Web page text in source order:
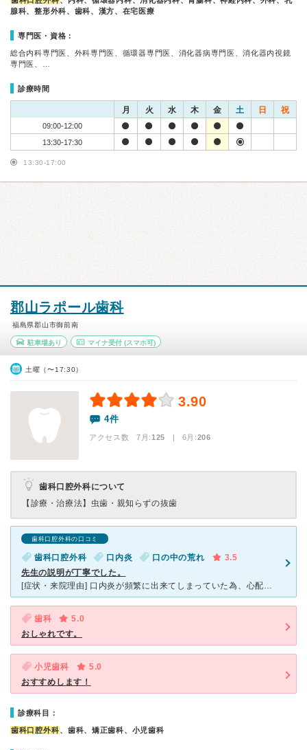
腺科、整形外科、歯科、漢方、在宅医療
専門医・資格：
総合内科専門医、外科専門医、循環器専門医、消化器病専門医、消化器内視鏡
専門医、…
診療時間
月 火 水 木 金 土 日 祝
09:00-12:00
13:30-17:30
13:30-17:00
郡山ラポール歯科
福島県郡山市御前南
駐車場あり マイナ受付(スマホ可)
土曜（〜17:30）
3.90
4件
アクセス数 7月:125 | 6月:206
歯科口腔外科について
【診療・治療法】 虫歯・親知らずの抜歯
歯科口腔外科の口コミ
歯科口腔外科 口内炎 口の中の荒れ
3.5
先生の説明が丁寧でした。
[症状・来院理由] 口内炎が頻繁に出来てしまっていた為、心配となり一度しっかりと診察をしてもらおうと思って来院をしました。 [医師の診断・治療法] 口内に特段の異常は見られなかったので、特別な病
歯科
5.0
おしゃれです。
小児歯科
5.0
おすすめします！
診療科目：
歯科口腔外科、歯科、矯正歯科、小児歯科